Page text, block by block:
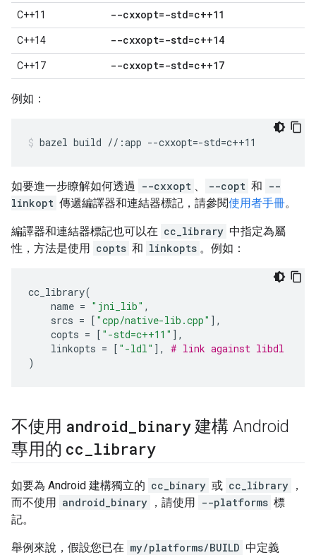
C++11 --cxxopt=-std=c++11
C++14 --cxxopt=-std=c++14
C++17 --cxxopt=-std=c++17
例如：
bazel build //:app --cxxopt=-std=c++11
如要進一步瞭解如何透過 --cxxopt --copt 和 --
linkopt 傳遞編譯器和連結器標記，請參閱使用者手冊。
編譯器和連結器標記也可以在 cc_library 中指定為屬
性，方法是使用 copts 和 linkopts 。例如：
cc_library(
name = "jni_lib" ,
srcs = [ "cpp/native-lib.cpp" ],
copts = [ "-std=c++11" ],
linkopts = [ "-ldl" ],
# link against libdl
)
不使用 android binary建構 Android
專用的 cc library
如要為 Android 建構獨立的 cc_binary 或 cc_library ，
而不使用 android_binary ，請使用 --platforms 標
記。
舉例來說，假設您已在 my/platforms/BUILD 中定義